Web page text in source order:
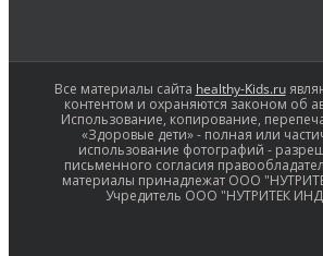
Все материалы сайта healthy-Kids.ru
контентом и охраняются законом об
Использование, копирование,
«Здоровые дети» - полная или
использование фотографий -
письменного согласия
материалы принадлежат ООО
Учредитель ООО "НУТРИТЕК